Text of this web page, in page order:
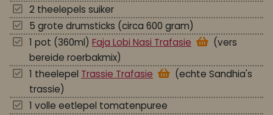
2 theelepels suiker
5 grote drumsticks (circa 600 gram)
1 pot (360ml) Faja Lobi Nasi Trafasie
(vers
bereide roerbakmix)
1 theelepel Trassie Trafasie
(echte Sandhia's
trassie)
1 volle eetlepel tomatenpuree